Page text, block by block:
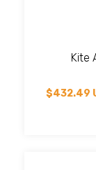
Kite
$432.49